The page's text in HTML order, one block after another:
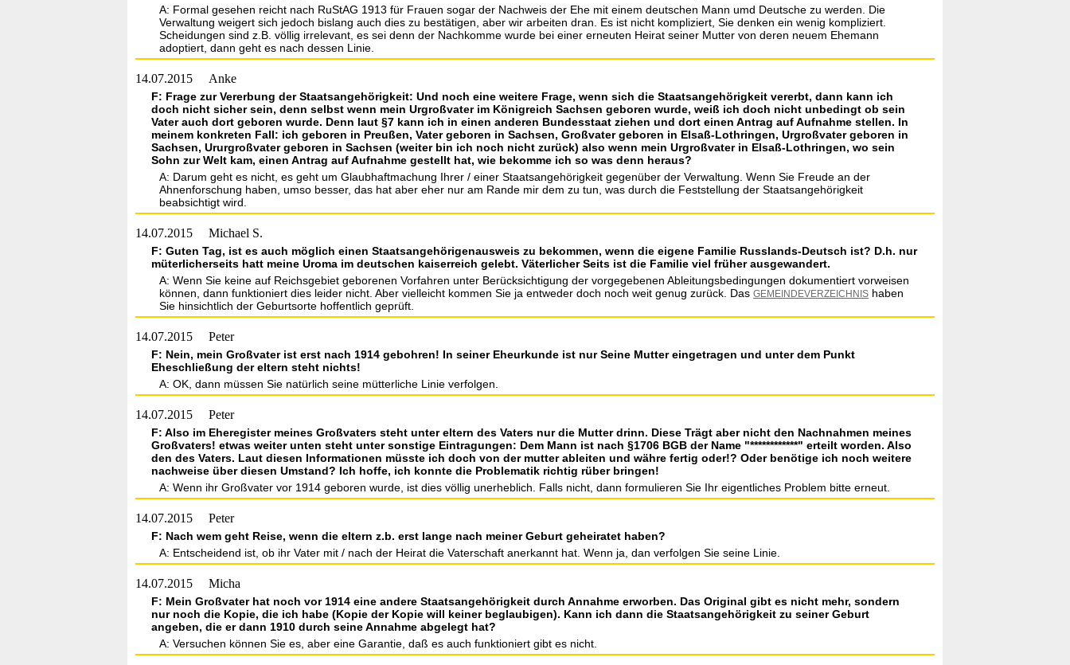
A: Formal gesehen reicht nach RuStAG 1913 für Frauen sogar der Nachweis der Ehe mit einem deutschen Mann umd Deutsche zu werden. Die
Verwaltung weigert sich jedoch bislang auch dies zu bestätigen, aber wir arbeiten dran. Es ist nicht kompliziert, Sie denken ein wenig kompliziert.
Scheidungen sind z.B. völlig irrelevant, es sei denn der Nachkomme wurde bei einer erneuten Heirat seiner Mutter von deren neuem Ehemann
adoptiert, dann geht es nach dessen Linie.
14.07.2015 Anke
F: Frage zur Vererbung der Staatsangehörigkeit: Und noch eine weitere Frage, wenn sich die Staatsangehörigkeit vererbt, dann kann ich
doch nicht sicher sein, denn selbst wenn mein Urgroßvater im Königreich Sachsen geboren wurde, weiß ich doch nicht unbedingt ob sein
Vater auch dort geboren wurde. Denn laut §7 kann ich in einen anderen Bundesstaat ziehen und dort einen Antrag auf Aufnahme stellen. In
meinem konkreten Fall: ich geboren in Preußen, Vater geboren in Sachsen, Großvater geboren in Elsaß-Lothringen, Urgroßvater geboren in
Sachsen, Ururgroßvater geboren in Sachsen (weiter bin ich noch nicht zurück) also wenn mein Urgroßvater in Elsaß-Lothringen, wo sein
Sohn zur Welt kam, einen Antrag auf Aufnahme gestellt hat, wie bekomme ich so was denn heraus?
A: Darum geht es nicht, es geht um Glaubhaftmachung Ihrer / einer Staatsangehörigkeit gegenüber der Verwaltung. Wenn Sie Freude an der
Ahnenforschung haben, umso besser, das hat aber eher nur am Rande mir dem zu tun, was durch die Feststellung der Staatsangehörigkeit
beabsichtigt wird.
14.07.2015 Michael S.
F: Guten Tag, ist es auch möglich einen Staatsangehörigenausweis zu bekommen, wenn die eigene Familie Russlands-Deutsch ist? D.h. nur
müterlicherseits hatt meine Uroma im deutschen kaiserreich gelebt. Väterlicher Seits ist die Familie viel früher ausgewandert.
A: Wenn Sie keine auf Reichsgebiet geborenen Vorfahren unter Berücksichtigung der vorgegebenen Ableitungsbedingungen dokumentiert vorweisen
können, dann funktioniert dies leider nicht. Aber vielleicht kommen Sie ja entweder doch noch weit genug zurück. Das GEMEINDEVERZEICHNIS haben
Sie hinsichtlich der Geburtsorte hoffentlich geprüft.
14.07.2015 Peter
F: Nein, mein Großvater ist erst nach 1914 gebohren! In seiner Eheurkunde ist nur Seine Mutter eingetragen und unter dem Punkt
Eheschließung der eltern steht nichts!
A: OK, dann müssen Sie natürlich seine mütterliche Linie verfolgen.
14.07.2015 Peter
F: Also im Eheregister meines Großvaters steht unter eltern des Vaters nur die Mutter drinn. Diese Trägt aber nicht den Nachnahmen meines
Großvaters! etwas weiter unten steht unter sonstige Eintragungen: Dem Mann ist nach §1706 BGB der Name "************" erteilt worden. Also
den des Vaters. Laut diesen Informationen müsste ich doch von der mutter ableiten und währe fertig oder!? Oder benötige ich noch weitere
nachweise über diesen Umstand? Ich hoffe, ich konnte die Problematik richtig rüber bringen!
A: Wenn ihr Großvater vor 1914 geboren wurde, ist dies völlig unerheblich. Falls nicht, dann formulieren Sie Ihr eigentliches Problem bitte erneut.
14.07.2015 Peter
F: Nach wem geht Reise, wenn die eltern z.b. erst lange nach meiner Geburt geheiratet haben?
A: Entscheidend ist, ob ihr Vater mit / nach der Heirat die Vaterschaft anerkannt hat. Wenn ja, dan verfolgen Sie seine Linie.
14.07.2015 Micha
F: Mein Großvater hat noch vor 1914 eine andere Staatsangehörigkeit durch Annahme erworben. Das Original gibt es nicht mehr, sondern
nur noch die Kopie, die ich habe (Kopie der Kopie will keiner beglaubigen). Kann ich dann die Staatsangehörigkeit zu seiner Geburt
angeben, die er dann 1910 durch seine Annahme abgelegt hat?
A: Versuchen können Sie es, aber eine Garantie, daß es auch funktioniert gibt es nicht.